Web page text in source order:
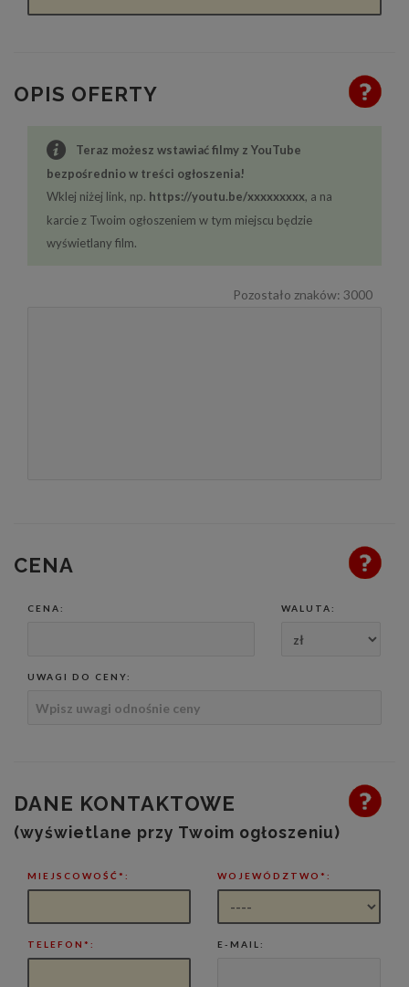
OPIS OFERTY
Teraz możesz wstawiać filmy z YouTube
bezpośrednio w treści ogłoszenia!
Wklej niżej link, np. https://youtu.be/xxxxxxxxx, a na
karcie z Twoim ogłoszeniem w tym miejscu będzie
wyświetlany film.
Pozostało znaków: 3000
CENA
CENA: WALUTA:
UWAGI DO CENY:
DANE KONTAKTOWE
(wyświetlane przy Twoim ogłoszeniu)
MIEJSCOWOŚĆ*: WOJEWÓDZTWO*:
TELEFON*: E-MAIL: